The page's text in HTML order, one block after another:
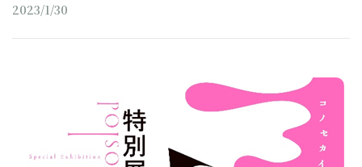
2023/1/30